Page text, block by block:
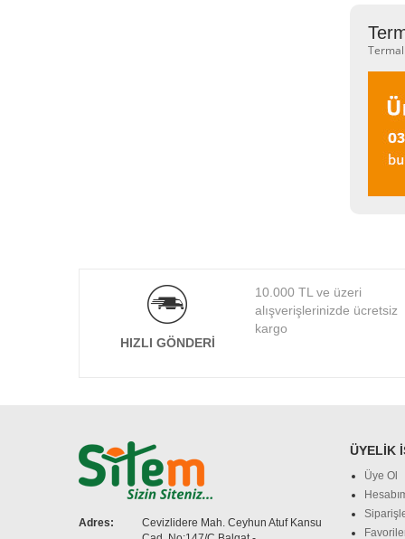
HIZLI GÖNDERI
10.000 TL ve üzeri
alışverişlerinizde ücretsiz
kargo
Adres:
Cevizlidere Mah. Ceyhun Atuf Kansu
ÜYELIK
Üye Ol